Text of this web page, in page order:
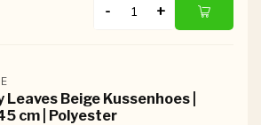
- +
Leaves Beige Kussenhoes |
cm | Polyester